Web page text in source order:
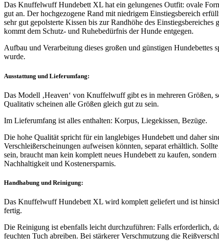
Das Knuffelwuff Hundebett XL hat ein gelungenes Outfit: ovale
gut an. Der hochgezogene Rand mit niedrigem Einstiegsbereich
sehr gut gepolsterte Kissen bis zur Randhöhe des
kommt dem Schutz- und Ruhebedürfnis der Hunde entgegen.
Aufbau und Verarbeitung dieses großen und günstigen
wurde.
Ausstattung und Lieferumfang:
Das Modell ‚Heaven‘ von Knuffelwuff gibt es in mehreren Größen,
Qualitativ scheinen alle Größen gleich gut zu sein.
Im Lieferumfang ist alles enthalten: Korpus, Liegekissen, Bezüge.
Die hohe Qualität spricht für ein langlebiges Hundebett und daher
Verschleißerscheinungen aufweisen könnten, separat erhältlich.
sein, braucht man kein komplett neues Hundebett zu kaufen,
Nachhaltigkeit und Kostenersparnis.
Handhabung und Reinigung:
Das Knuffelwuff Hundebett XL wird komplett geliefert und ist
fertig.
Die Reinigung ist ebenfalls leicht durchzuführen: Falls erforderlich,
feuchten Tuch abreiben. Bei stärkerer Verschmutzung die